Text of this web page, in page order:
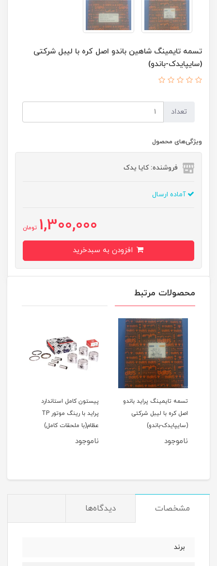
تسمه تایمینگ شاهین باندو اصل کره با لیبل شرکتی
(سایپایدک-باندو)
تعداد
ویژگی‌های محصول
فروشنده: کایا یدک
آماده ارسال
1,300,000 تومان
محصولات مرتبط
تسمه تایمینگ پراید باندو
اصل کره با لیبل شرکتی
(سایپایدک-باندو)
ناموجود
پیستون کامل استاندارد
پراید با رینگ موتور TP
عظام(با ملحقات کامل)
ناموجود
مشخصات دیدگاه‌ها
برند